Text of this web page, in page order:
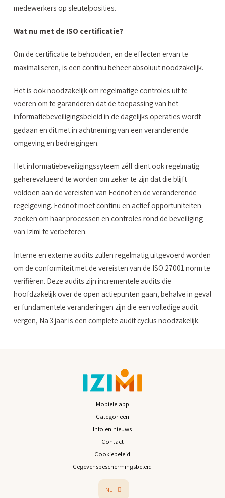
medewerkers op sleutelposities.
Wat nu met de ISO certificatie?
Om de certificatie te behouden, en de effecten ervan te
maximaliseren, is een continu beheer absoluut noodzakelijk.
Het is ook noodzakelijk om regelmatige controles uit te
voeren om te garanderen dat de toepassing van het
informatiebeveiligingsbeleid in de dagelijks operaties wordt
gedaan en dit met in achtneming van een veranderende
omgeving en bedreigingen.
Het informatiebeveiligingssyteem zélf dient ook regelmatig
geherevalueerd te worden om zeker te zijn dat die blijft
voldoen aan de vereisten van Fednot en de veranderende
regelgeving. Fednot moet continu en actief opportuniteiten
zoeken om haar processen en controles rond de beveiliging
van Izimi te verbeteren.
Interne en externe audits zullen regelmatig uitgevoerd worden
om de conformiteit met de vereisten van de ISO 27001 norm te
verifiëren. Deze audits zijn incrementele audits die
hoofdzakelijk over de open actiepunten gaan, behalve in geval
er fundamentele veranderingen zijn die een volledige audit
vergen, Na 3 jaar is een complete audit cyclus noodzakelijk.
Mobiele app
Categorieën
Info en nieuws
Contact
Cookiebeleid
Gegevensbeschermingsbeleid
NL